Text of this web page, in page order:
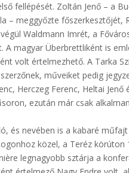
fellépését. Zoltán Jenő – a
– meggyőzte főszerkesztőjét,
Waldmann Imrét, a
A magyar Überbrettliként is
volt értelmezhető. A Tarka
műveiket pedig
Herczeg Ferenc, Heltai
ezután már csak
és nevében is a kabaré
közel, a Teréz
legnagyobb sztárja a